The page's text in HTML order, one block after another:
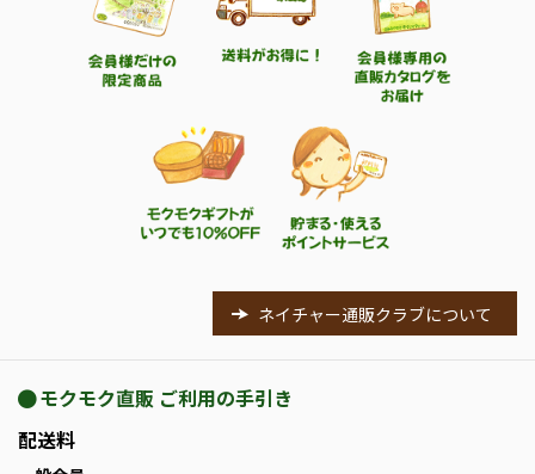
ネイチャー通販クラブについて
モクモク直販 ご利用の手引き
配送料